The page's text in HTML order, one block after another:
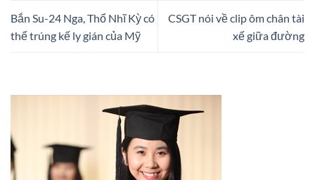
Bắn Su-24 Nga, Thổ Nhĩ Kỳ có
thể trúng kế ly gián của Mỹ
CSGT nói về clip ôm chân tài
xế giữa đường